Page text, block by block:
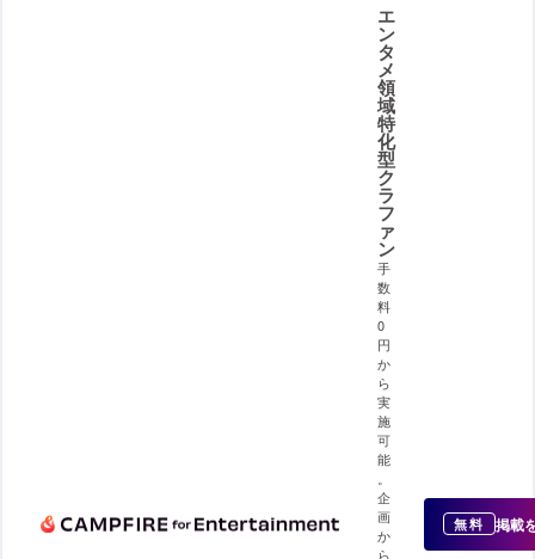
エ
ン
タ
メ
領
域
特
化
型
ク
ラ
フ
ァ
ン
手
数
料
0
円
か
ら
実
施
可
能
企
画
か
ら
無料 掲載